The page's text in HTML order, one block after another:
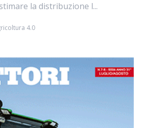
la distribuzione l...
4.0